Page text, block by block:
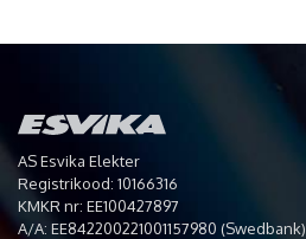
AS Esvika Elekter
Registrikood: 10166316
KMKR nr: EE100427897
A/A: EE842200221001157980 (Swedbank)